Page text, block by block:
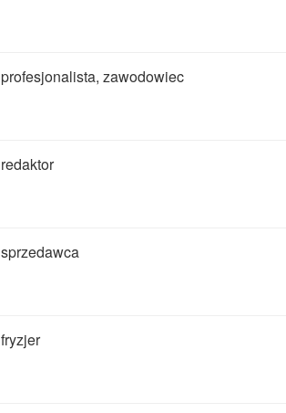
profesjonalista, zawodowiec
redaktor
sprzedawca
fryzjer